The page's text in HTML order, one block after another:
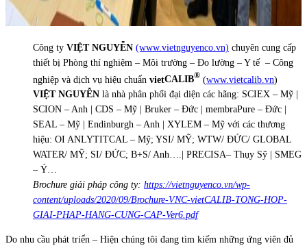
Công ty VIỆT NGUYỄN (www.vietnguyenco.vn) chuyên cung cấp
thiết bị Phòng thí nghiệm – Môi trường – Đo lường – Y tế – Công
nghiệp và dịch vụ hiệu chuẩn vietCALIB® (www.vietcalib.vn)
VIỆT NGUYỄN là nhà phân phối đại diện các hãng: SCIEX – Mỹ |
SCION – Anh | CDS – Mỹ | Bruker – Đức | membraPure – Đức |
SEAL – Mỹ | Endinburgh – Anh | XYLEM – Mỹ với các thương
hiệu: OI ANLYTITCAL – Mỹ; YSI/ MỸ; WTW/ ĐỨC/ GLOBAL
WATER/ MỸ; SI/ ĐỨC; B+S/ Anh….| PRECISA– Thụy Sỹ | SMEG
– Ý…
Brochure giải pháp công ty: https://vietnguyenco.vn/wp-
content/uploads/2020/09/Brochure-VNC-vietCALIB-TONG-HOP-
GIAI-PHAP-HANG-CUNG-CAP-Ver6.pdf
Do nhu cầu phát triển – Hiện chúng tôi đang tìm kiếm những ứng viên đủ